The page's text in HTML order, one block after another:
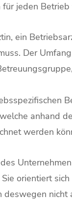
jeden
ein
Der
anhand
werden
orientiert